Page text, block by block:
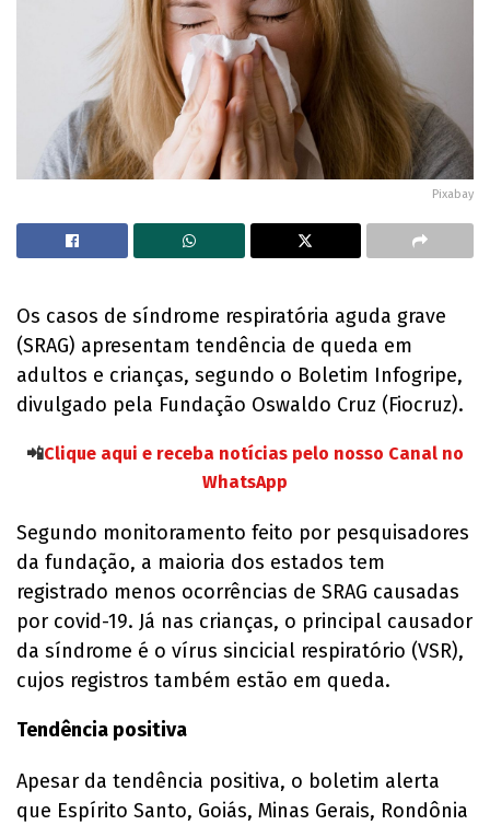
Pixabay
Os casos de síndrome respiratória aguda grave
(SRAG) apresentam tendência de queda em
adultos e crianças, segundo o Boletim Infogripe,
divulgado pela Fundação Oswaldo Cruz (Fiocruz).
📲Clique aqui e receba notícias pelo nosso Canal no
WhatsApp
Segundo monitoramento feito por pesquisadores
da fundação, a maioria dos estados tem
registrado menos ocorrências de SRAG causadas
por covid-19. Já nas crianças, o principal causador
da síndrome é o vírus sincicial respiratório (VSR),
cujos registros também estão em queda.
Tendência positiva
Apesar da tendência positiva, o boletim alerta
que Espírito Santo, Goiás, Minas Gerais, Rondônia